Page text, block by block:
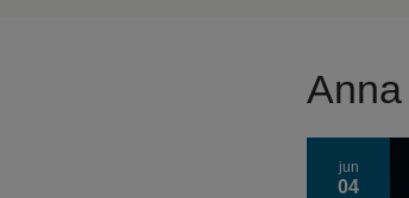
jun
04